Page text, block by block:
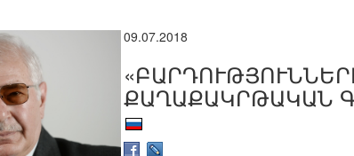
09.07.2018
ՔԱՂԱՔԱԿՐԹԱԿԱՆ